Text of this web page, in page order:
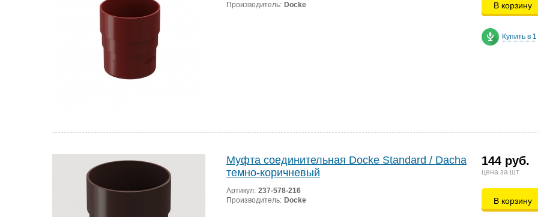
Производитель: Docke В корзину
Купить в 1
Муфта соединительная Docke Standard / Dacha
темно-коричневый
Артикул: 237-578-216
Производитель: Docke
144 руб.
цена за шт
В корзину